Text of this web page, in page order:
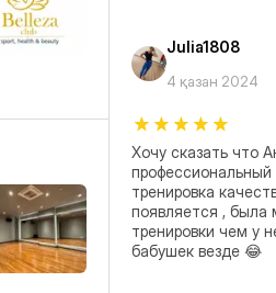
Julia1808
4 қазан 2024
Хочу сказать что
тренировка
появляется , была
тренировки чем у
бабушек везде 😂